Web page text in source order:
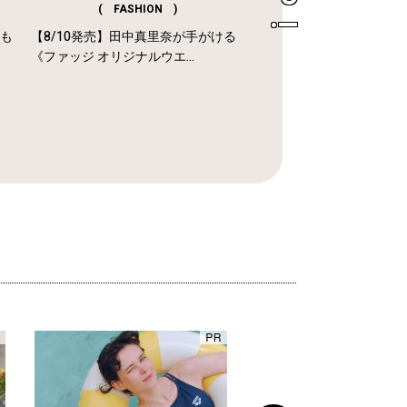
( FASHION )
【8/10発売】田中真里奈が手がける
《ファッジ オリジナルウエ...